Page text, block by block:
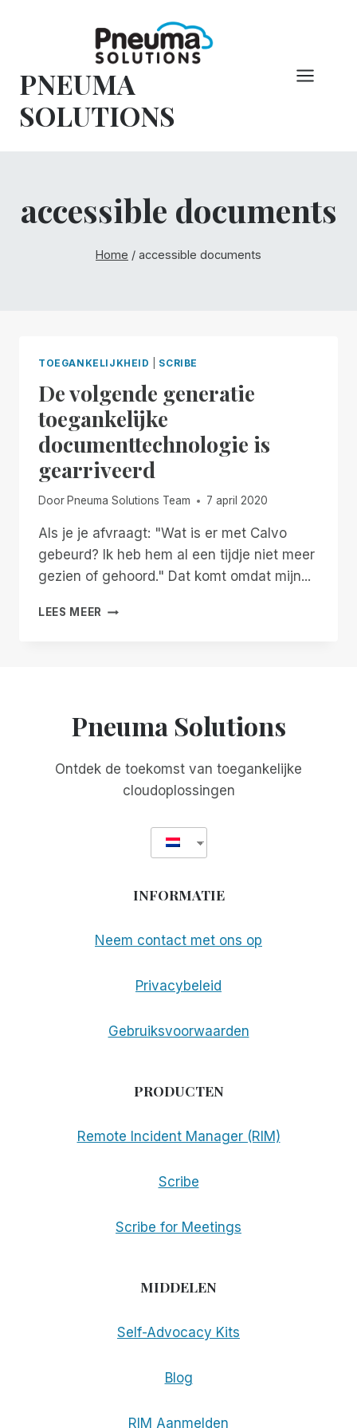
PNEUMA
SOLUTIONS
accessible documents
Home / accessible documents
TOEGANKELIJKHEID SCRIBE
De volgende generatie
toegankelijke
documenttechnologie is
gearriveerd
Door Pneuma Solutions Team 7 april 2020
Als je je afvraagt: "Wat is er met Calvo
gebeurd? Ik heb hem al een tijdje niet meer
gezien of gehoord." Dat komt omdat mijn...
LEES MEER DE
Pneuma Solutions
Ontdek de toekomst van toegankelijke
cloudoplossingen
INFORMATIE
Neem contact met ons op
Privacybeleid
Gebruiksvoorwaarden
PRODUCTEN
Remote Incident Manager (RIM)
Scribe
Scribe for Meetings
MIDDELEN
Self-Advocacy Kits
Blog
RIM Aanmelden